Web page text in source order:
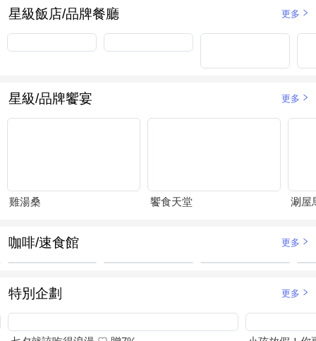
星級飯店/品牌餐廳 更多
星級/品牌饗宴 更多
雞湯桑 饗食天堂 涮屋
咖啡/速食館 更多
特別企劃 更多